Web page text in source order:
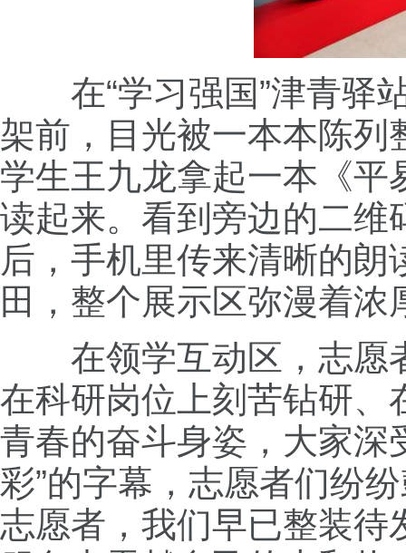
在“学习强国”津青驿站
架前，目光被一本本陈列
学生王九龙拿起一本《
读起来。看到旁边的二维
后，手机里传来清晰的
田，整个展示区弥漫着浓
在领学互动区，志愿
在科研岗位上刻苦钻研、
青春的奋斗身姿，大家深
彩”的字幕，志愿者们纷
志愿者，我们早已整装待